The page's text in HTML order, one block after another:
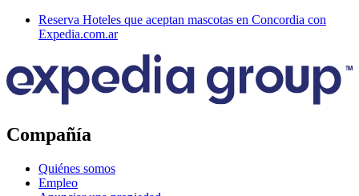
Reserva Hoteles que aceptan mascotas en Concordia con
Expedia.com.ar
Compañía
Quiénes somos
Empleo